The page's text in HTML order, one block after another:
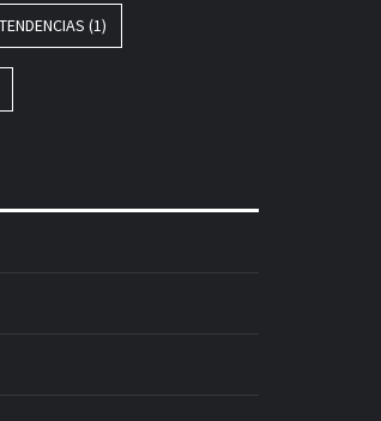
TENDENCIAS (1)